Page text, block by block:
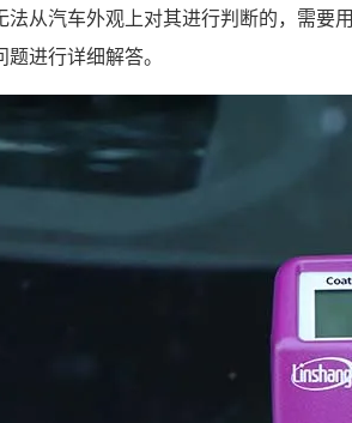
从汽车外观上对其进行判断的，需要用
进行详细解答。